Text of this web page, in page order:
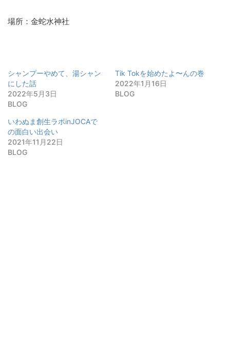
場所：金蛇水神社
シャンプーやめて、湯シャン
にした話
2022年5月3日
BLOG
Tik Tokを始めたよ〜んの巻
2022年1月16日
BLOG
いわぬま創生ラボinJOCAで
の面白い出会い
2021年11月22日
BLOG